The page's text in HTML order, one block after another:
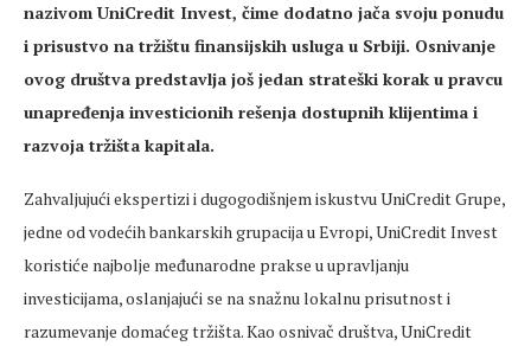
nazivom UniCredit Invest, čime dodatno jača svoju ponudu
i prisustvo na tržištu finansijskih usluga u Srbiji. Osnivanje
ovog društva predstavlja još jedan strateški korak u pravcu
unapređenja investicionih rešenja dostupnih klijentima i
razvoja tržišta kapitala.
Zahvaljujući ekspertizi i dugogodišnjem iskustvu UniCredit Grupe,
jedne od vodećih bankarskih grupacija u Evropi, UniCredit Invest
koristiće najbolje međunarodne prakse u upravljanju
investicijama, oslanjajući se na snažnu lokalnu prisutnost i
razumevanje domaćeg tržišta. Kao osnivač društva, UniCredit